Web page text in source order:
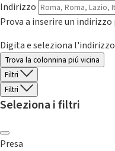
Indirizzo
Prova a inserire un indirizzo
Digita e seleziona
Trova la colonnina piú vicina
Filtri
Filtri
Seleziona i filtri
Presa